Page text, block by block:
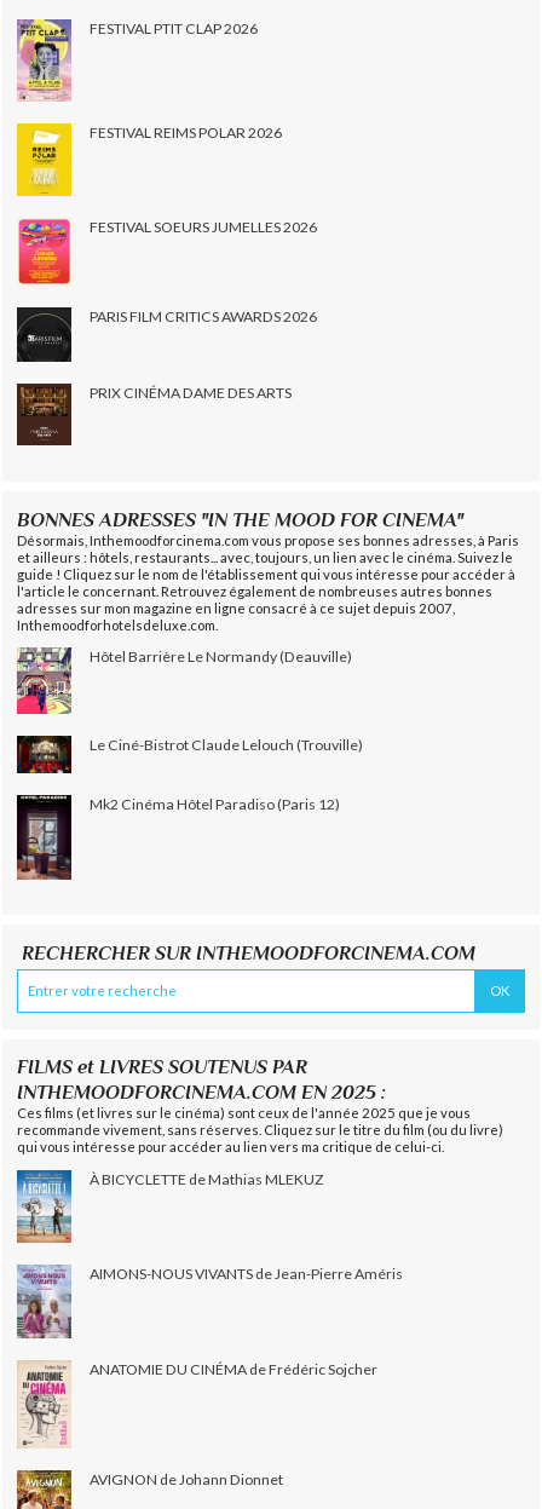
FESTIVAL PTIT CLAP 2026
FESTIVAL REIMS POLAR 2026
FESTIVAL SOEURS JUMELLES 2026
PARIS FILM CRITICS AWARDS 2026
PRIX CINÉMA DAME DES ARTS
BONNES ADRESSES "IN THE MOOD FOR CINEMA"
Désormais, Inthemoodforcinema.com vous propose ses bonnes adresses, à Paris
et ailleurs : hôtels, restaurants... avec, toujours, un lien avec le cinéma. Suivez le
guide ! Cliquez sur le nom de l'établissement qui vous intéresse pour accéder à
l'article le concernant. Retrouvez également de nombreuses autres bonnes
adresses sur mon magazine en ligne consacré à ce sujet depuis 2007,
Inthemoodforhotelsdeluxe.com.
Hôtel Barrière Le Normandy (Deauville)
Le Ciné-Bistrot Claude Lelouch (Trouville)
Mk2 Cinéma Hôtel Paradiso (Paris 12)
RECHERCHER SUR INTHEMOODFORCINEMA.COM
FILMS et LIVRES SOUTENUS PAR
INTHEMOODFORCINEMA.COM EN 2025 :
Ces films (et livres sur le cinéma) sont ceux de l'année 2025 que je vous
recommande vivement, sans réserves. Cliquez sur le titre du film (ou du livre)
qui vous intéresse pour accéder au lien vers ma critique de celui-ci.
À BICYCLETTE de Mathias MLEKUZ
AIMONS-NOUS VIVANTS de Jean-Pierre Améris
ANATOMIE DU CINÉMA de Frédéric Sojcher
AVIGNON de Johann Dionnet